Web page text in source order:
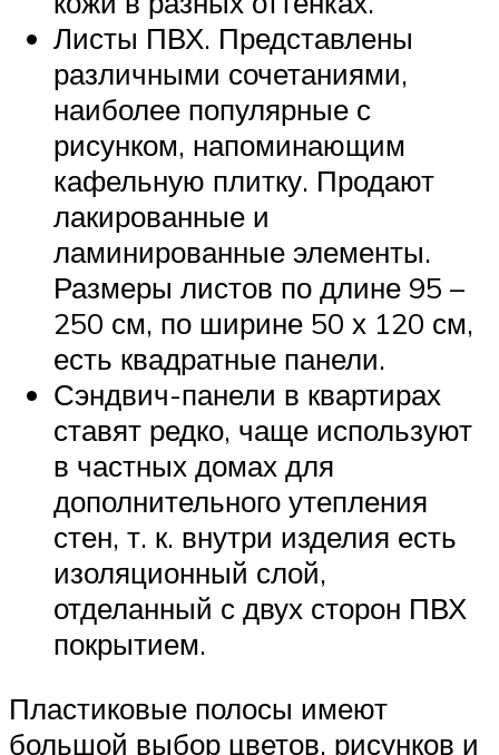
Листы ПВХ. Представлены
различными сочетаниями,
наиболее популярные с
рисунком, напоминающим
кафельную плитку. Продают
лакированные и
ламинированные элементы.
Размеры листов по длине 95 –
250 см, по ширине 50 х 120 см,
есть квадратные панели.
Сэндвич-панели в квартирах
ставят редко, чаще используют
в частных домах для
дополнительного утепления
стен, т. к. внутри изделия есть
изоляционный слой,
отделанный с двух сторон ПВХ
покрытием.
Пластиковые полосы имеют
большой выбор цветов, рисунков и